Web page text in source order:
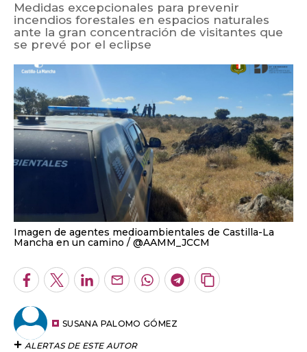
Medidas excepcionales para prevenir
incendios forestales en espacios naturales
ante la gran concentración de visitantes que
se prevé por el eclipse
Imagen de agentes medioambientales de Castilla-La
Mancha en un camino
@AAMM_JCCM
Facebook
TwitterLinkedInEnviarWhatsapp
Telegram
Copiar
SUSANA PALOMO GÓMEZ
ALERTAS DE ESTE AUTOR